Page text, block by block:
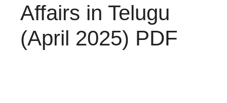
Affairs in Telugu
(April 2025) PDF